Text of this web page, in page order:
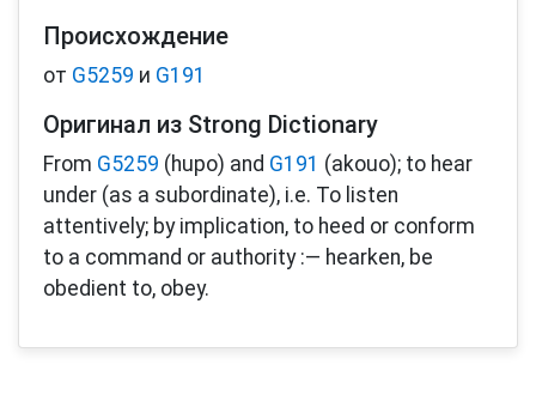
Происхождение
от G5259 и G191
Оригинал из Strong Dictionary
From G5259 (hupo) and G191 (akouo); to hear
under (as a subordinate), i.e. To listen
attentively; by implication, to heed or conform
to a command or authority :— hearken, be
obedient to, obey.